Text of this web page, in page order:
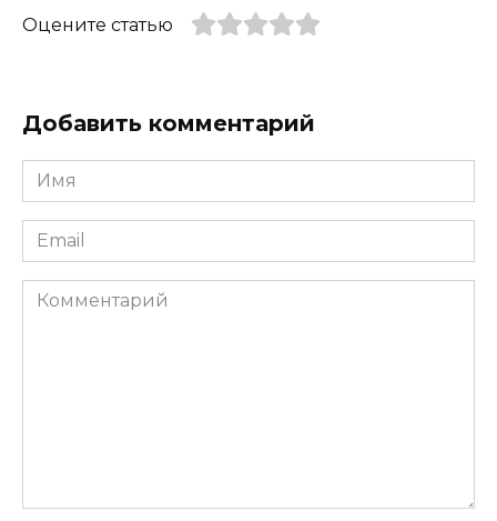
Оцените статью
Добавить комментарий
Имя
*
Email
*
Комментарий